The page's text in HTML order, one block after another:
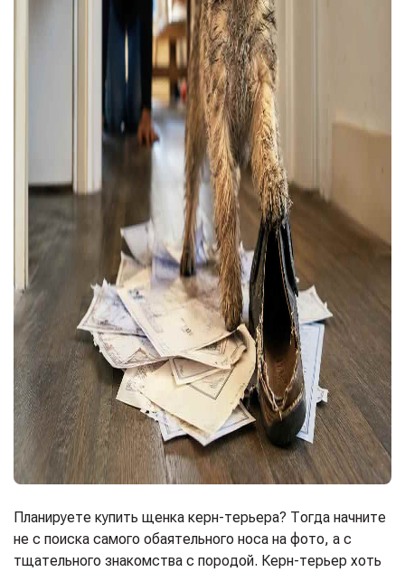
Планируете купить щенка керн-терьера? Тогда начните
не с поиска самого обаятельного носа на фото, а с
тщательного знакомства с породой. Керн-терьер хоть